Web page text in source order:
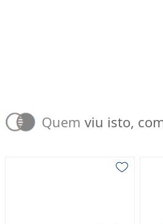
Quem viu isto,